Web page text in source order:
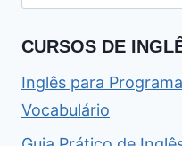
CURSOS DE
Inglês para
Vocabulário